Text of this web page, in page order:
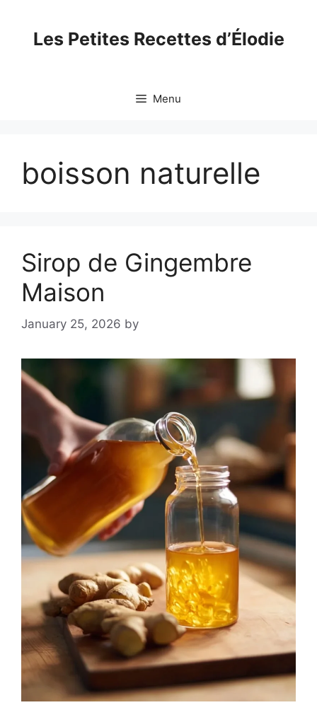
contentLes Petites Recettes d’Élodie
Menu
boisson naturelle
Sirop de Gingembre
Maison
January 25, 2026 by